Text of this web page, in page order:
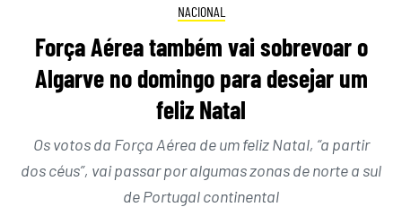
NACIONAL
Força Aérea também vai sobrevoar o
Algarve no domingo para desejar um
feliz Natal
Os votos da Força Aérea de um feliz Natal, “a partir
dos céus”, vai passar por algumas zonas de norte a sul
de Portugal continental